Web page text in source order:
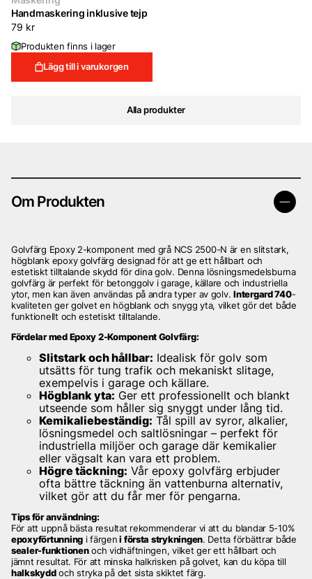
Alla produkter
Handmaskering inklusive tejp
79 kr
Produkten finns i lager
Lägg till i varukorgen
Om Produkten
Golvfärg Epoxy 2-komponent med grå NCS 2500-N är en slitstark,
högblank epoxy golvfärg designad för att ge ett hållbart och
estetiskt tilltalande skydd för dina golv. Denna lösningsmedelsburna
golvfärg är perfekt för betonggolv i garage, källare och industriella
ytor, men kan även användas på andra typer av golv.Intergard 740-
kvaliteten ger golvet en högblank och snygg yta, vilket gör det både
funktionellt och estetiskt tilltalande.
Fördelar med Epoxy 2-Komponent Golvfärg:
Slitstark och hållbar: Idealisk för golv som
utsätts för tung trafik och mekaniskt slitage,
exempelvis i garage och källare.
Högblank yta: Ger ett professionellt och blankt
utseende som håller sig snyggt under lång tid.
Kemikaliebeständig: Tål spill av syror, alkalier,
lösningsmedel och saltlösningar – perfekt för
industriella miljöer och garage där kemikalier
eller vägsalt kan vara ett problem.
Högre täckning: Vår epoxy golvfärg erbjuder
ofta bättre täckning än vattenburna alternativ,
vilket gör att du får mer för pengarna.
Tips för användning:
För att uppnå bästa resultat rekommenderar vi att du blandar 5-10%
epoxyförtunning i färgeni första strykningen. Detta förbättrar både
sealer-funktionenoch vidhäftningen, vilket ger ett hållbart och
jämnt resultat. För att minska halkrisken på golvet, kan du köpa till
halkskyddoch stryka på det sista skiktet färg.